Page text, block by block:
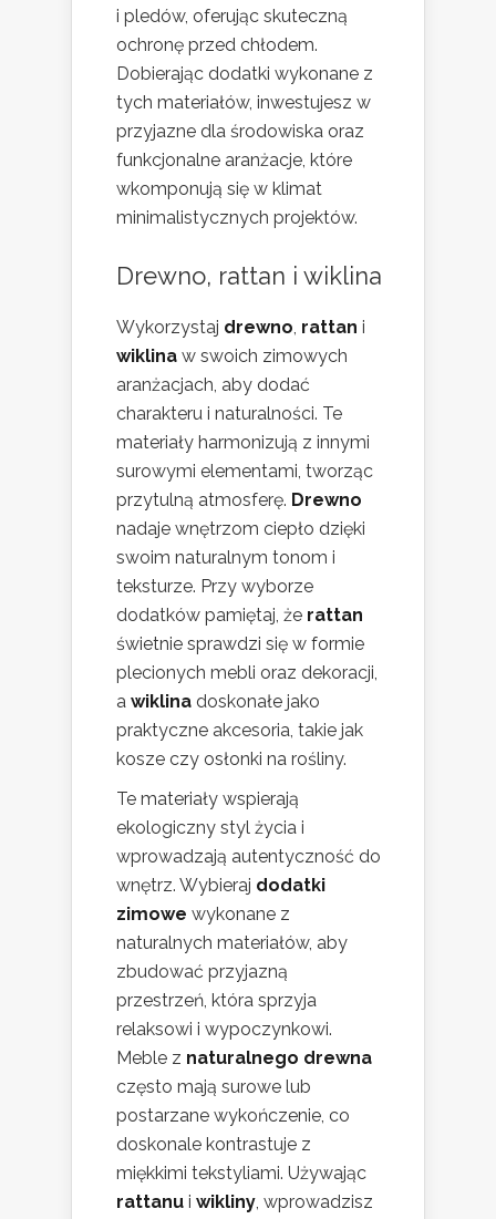
i pledów, oferując skuteczną
ochronę przed chłodem.
Dobierając dodatki wykonane z
tych materiałów, inwestujesz w
przyjazne dla środowiska oraz
funkcjonalne aranżacje, które
wkomponują się w klimat
minimalistycznych projektów.
Drewno, rattan i wiklina
Wykorzystaj drewno, rattan i
wiklina w swoich zimowych
aranżacjach, aby dodać
charakteru i naturalności. Te
materiały harmonizują z innymi
surowymi elementami, tworząc
przytulną atmosferę. Drewno
nadaje wnętrzom ciepło dzięki
swoim naturalnym tonom i
teksturze. Przy wyborze
dodatków pamiętaj, że rattan
świetnie sprawdzi się w formie
plecionych mebli oraz dekoracji,
a wiklina doskonałe jako
praktyczne akcesoria, takie jak
kosze czy osłonki na rośliny.
Te materiały wspierają
ekologiczny styl życia i
wprowadzają autentyczność do
wnętrz. Wybieraj dodatki
zimowe wykonane z
naturalnych materiałów, aby
zbudować przyjazną
przestrzeń, która sprzyja
relaksowi i wypoczynkowi.
Meble z naturalnego drewna
często mają surowe lub
postarzane wykończenie, co
doskonale kontrastuje z
miękkimi tekstyliami. Używając
rattanu i wikliny, wprowadzisz